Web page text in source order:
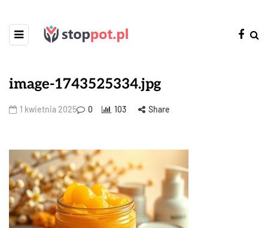
image-1743525334.jpg
1 kwietnia 2025 0 103 Share